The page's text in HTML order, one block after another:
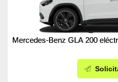
Mercedes-Benz GLA 200